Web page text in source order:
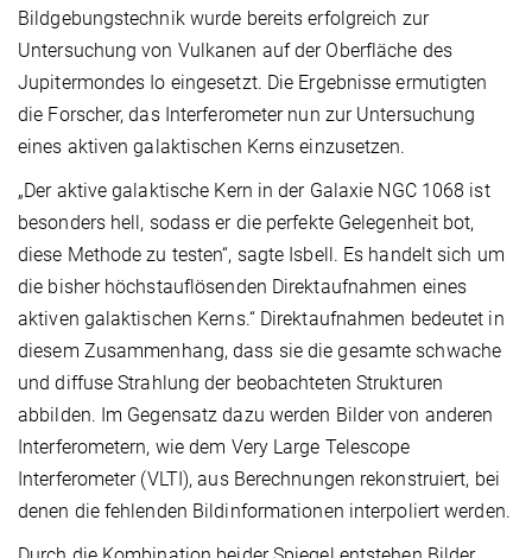
Bildgebungstechnik wurde bereits erfolgreich zur
Untersuchung von Vulkanen auf der Oberfläche des
Jupitermondes Io eingesetzt. Die Ergebnisse ermutigten
die Forscher, das Interferometer nun zur Untersuchung
eines aktiven galaktischen Kerns einzusetzen.
„Der aktive galaktische Kern in der Galaxie NGC 1068 ist
besonders hell, sodass er die perfekte Gelegenheit bot,
diese Methode zu testen“, sagte Isbell. Es handelt sich um
die bisher höchstauflösenden Direktaufnahmen eines
aktiven galaktischen Kerns.“ Direktaufnahmen bedeutet in
diesem Zusammenhang, dass sie die gesamte schwache
und diffuse Strahlung der beobachteten Strukturen
abbilden. Im Gegensatz dazu werden Bilder von anderen
Interferometern, wie dem Very Large Telescope
Interferometer (VLTI), aus Berechnungen rekonstruiert, bei
denen die fehlenden Bildinformationen interpoliert werden.